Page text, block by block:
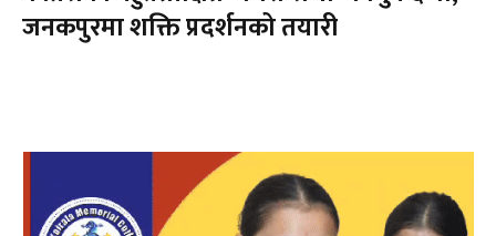
जनकपुरमा शक्ति प्रदर्शनको तयारी